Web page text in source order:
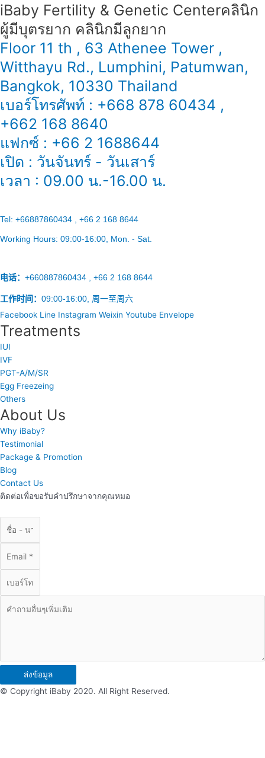
怀
孕
吗？
iBaby Fertility & Genetic Center​ คลินิก
ผู้มีบุตรยาก คลินิกมีลูกยาก
Floor 11 th , 63 Athenee Tower ,
Witthayu Rd., Lumphini, Patumwan,
Bangkok, 10330 Thailand
เบอร์โทรศัพท์ : +668 878 60434 ,
+662 168 8640
แฟกซ์ : +66 2 1688644
เปิด : วันจันทร์ - วันเสาร์
เวลา : 09.00 น.-16.00 น.
Tel: +66887860434 , +66 2 168 8644
Working Hours: 09:00-16:00 , Mon. - Sat.
电话： +660887860434 , +66 2 168 8644
工作时间： 09:00-16:00, 周一至周六
Facebook Line Instagram Weixin Youtube Envelope
Treatments
IUI
IVF
PGT-A/M/SR
Egg Freezeing
Others
About Us
Why iBaby?
Testimonial
Package & Promotion
Blog
Contact Us
ติดต่อเพื่อขอรับคำปรึกษาจากคุณหมอ
ส่งข้อมูล
© Copyright iBaby 2020. All Right Reserved.